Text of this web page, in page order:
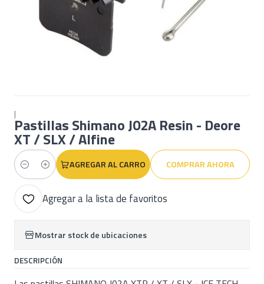
|
Pastillas Shimano J02A Resin - Deore
XT / SLX / Alfine
Cantidad
AGREGAR AL CARRO COMPRAR AHORA
Agregar a la lista de favoritos
Mostrar stock de ubicaciones
DESCRIPCIÓN